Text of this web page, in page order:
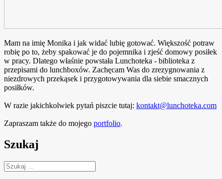
Mam na imię Monika i jak widać lubię gotować. Większość potraw
robię po to, żeby spakować je do pojemnika i zjeść domowy posiłek
w pracy. Dlatego właśnie powstała Lunchoteka - biblioteka z
przepisami do lunchboxów. Zachęcam Was do zrezygnowania z
niezdrowych przekąsek i przygotowywania dla siebie smacznych
posiłków.
W razie jakichkolwiek pytań piszcie tutaj: kontakt@lunchoteka.com
Zapraszam także do mojego portfolio.
Szukaj
Szukaj: